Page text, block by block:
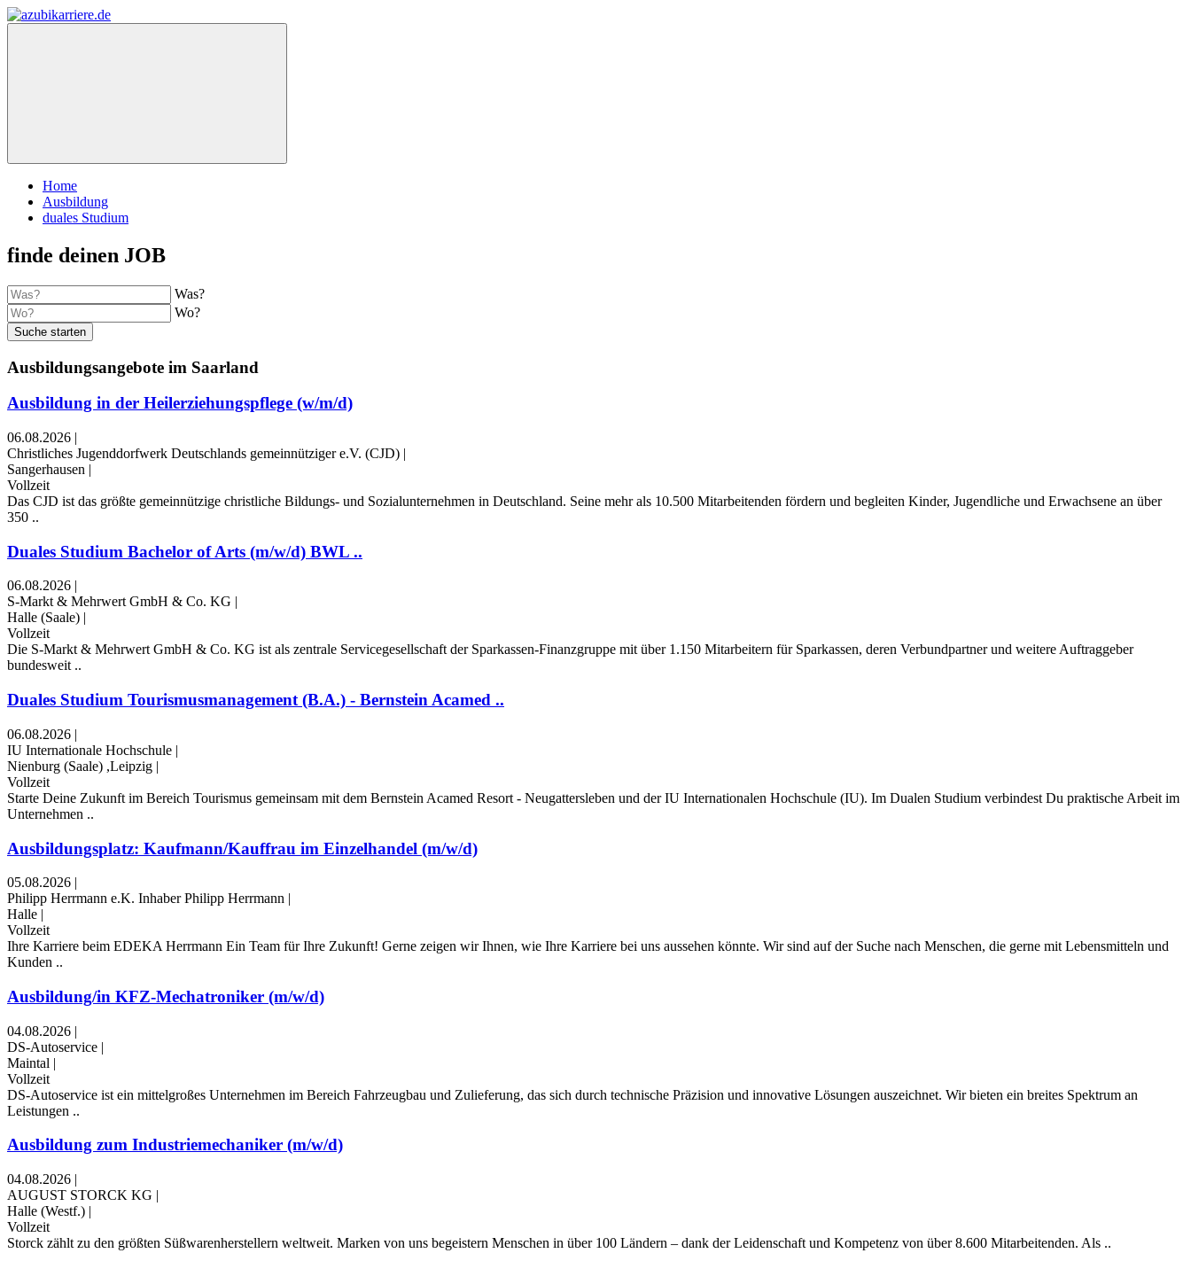
Home
Ausbildung
duales Studium
finde deinen JOB
Was?
Wo?
Suche starten
Ausbildungsangebote im Saarland
Ausbildung in der Heilerziehungspflege (w/m/d)
06.08.2026 |
Christliches Jugenddorfwerk Deutschlands gemeinnütziger e.V. (CJD) |
Sangerhausen |
Vollzeit
Das CJD ist das größte gemeinnützige christliche Bildungs- und Sozialunternehmen in Deutschland. Seine mehr als 10.500 Mitarbeitenden fördern und begleiten Kinder, Jugendliche und Erwachsene an über
350 ..
Duales Studium Bachelor of Arts (m/w/d) BWL ..
06.08.2026 |
S-Markt & Mehrwert GmbH & Co. KG |
Halle (Saale) |
Vollzeit
Die S-Markt & Mehrwert GmbH & Co. KG ist als zentrale Servicegesellschaft der Sparkassen-Finanzgruppe mit über 1.150 Mitarbeitern für Sparkassen, deren Verbundpartner und weitere Auftraggeber
bundesweit ..
Duales Studium Tourismusmanagement (B.A.) - Bernstein Acamed ..
06.08.2026 |
IU Internationale Hochschule |
Nienburg (Saale) ,Leipzig |
Vollzeit
Starte Deine Zukunft im Bereich Tourismus gemeinsam mit dem Bernstein Acamed Resort - Neugattersleben und der IU Internationalen Hochschule (IU). Im Dualen Studium verbindest Du praktische Arbeit im
Unternehmen ..
Ausbildungsplatz: Kaufmann/Kauffrau im Einzelhandel (m/w/d)
05.08.2026 |
Philipp Herrmann e.K. Inhaber Philipp Herrmann |
Halle |
Vollzeit
Ihre Karriere beim EDEKA Herrmann Ein Team für Ihre Zukunft! Gerne zeigen wir Ihnen, wie Ihre Karriere bei uns aussehen könnte. Wir sind auf der Suche nach Menschen, die gerne mit Lebensmitteln und
Kunden ..
Ausbildung/in KFZ-Mechatroniker (m/w/d)
04.08.2026 |
DS-Autoservice |
Maintal |
Vollzeit
DS-Autoservice ist ein mittelgroßes Unternehmen im Bereich Fahrzeugbau und Zulieferung, das sich durch technische Präzision und innovative Lösungen auszeichnet. Wir bieten ein breites Spektrum an
Leistungen ..
Ausbildung zum Industriemechaniker (m/w/d)
04.08.2026 |
AUGUST STORCK KG |
Halle (Westf.) |
Vollzeit
Storck zählt zu den größten Süßwarenherstellern weltweit. Marken von uns begeistern Menschen in über 100 Ländern – dank der Leidenschaft und Kompetenz von über 8.600 Mitarbeitenden. Als ..